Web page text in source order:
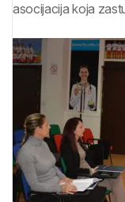
asocijacija koja